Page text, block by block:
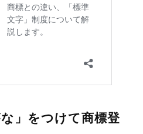
」をつけて商標登